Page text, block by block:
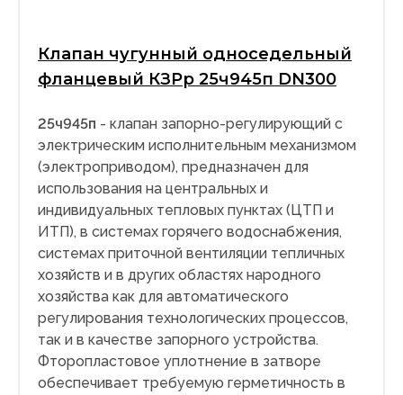
Клапан чугунный односедельный
фланцевый КЗРр 25ч945п DN300
25ч945п - клапан запорно-регулирующий с
электрическим исполнительным механизмом
(электроприводом), предназначен для
использования на центральных и
индивидуальных тепловых пунктах (ЦТП и
ИТП), в системах горячего водоснабжения,
системах приточной вентиляции тепличных
хозяйств и в других областях народного
хозяйства как для автоматического
регулирования технологических процессов,
так и в качестве запорного устройства.
Фторопластовое уплотнение в затворе
обеспечивает требуемую герметичность в